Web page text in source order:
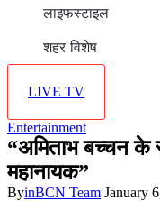
लाइफस्टाइल
शहर विशेष
LIVE TV
Entertainment
“अमिताभ बच्चन
महानायक”
ByinBCN Team January